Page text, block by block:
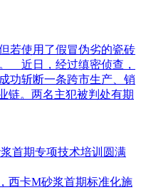
若使用了假冒伪劣的瓷砖
近日，经过缜密侦查，
功斩断一条跨市生产、销
链。两名主犯被判处有期
首期专项技术培训圆满
西卡M砂浆首期标准化施